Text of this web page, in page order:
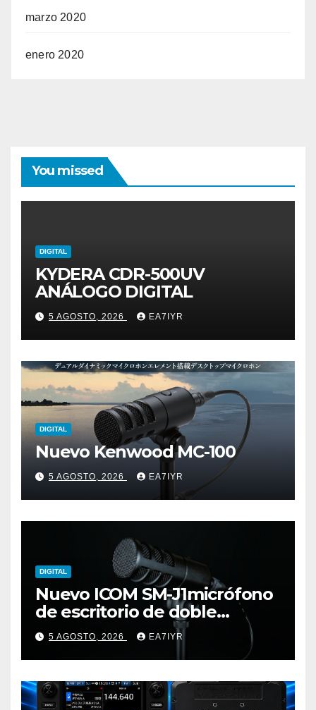
marzo 2020
enero 2020
You missed
DIGITAL
KYDERA CDR-500UV
ANÁLOGO DIGITAL
5 AGOSTO, 2026 EA7IYR
DIGITAL
Nuevo Kenwood MC-100
5 AGOSTO, 2026 EA7IYR
DIGITAL
Nuevo ICOM SM-J1micrófono
de escritorio de doble
elemento premium
5 AGOSTO, 2026 EA7IYR